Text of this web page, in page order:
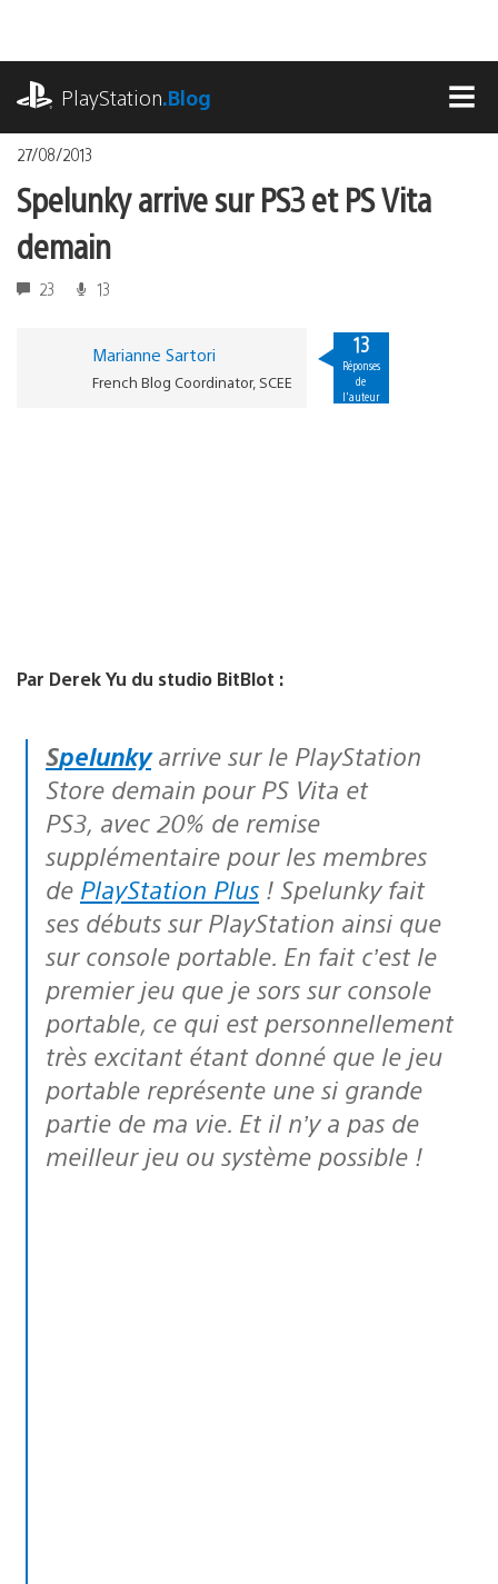
contenu
PlayStation.Blog
27/08/2013
Spelunky arrive sur PS3 et PS Vita
demain
23 13
Marianne Sartori
French Blog Coordinator, SCEE
13
Réponses
de
l'auteur
Par Derek Yu du studio BitBlot :
Spelunkyarrive sur le PlayStation
Store demain pour PS Vita et
PS3, avec 20% de remise
supplémentaire pour les membres
de PlayStation Plus ! Spelunky fait
ses débuts sur PlayStation ainsi que
sur console portable. En fait c’est le
premier jeu que je sors sur console
portable, ce qui est personnellement
très excitant étant donné que le jeu
portable représente une si grande
partie de ma vie. Et il n’y a pas de
meilleur jeu ou système possible !